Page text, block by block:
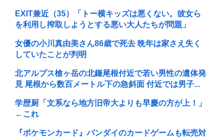
EXIT兼近（35）「トー横キッズは悪くない。彼女ら
を利用し搾取しようとする悪い大人たちが問題」
女優の小川真由美さん86歳で死去 晩年は家さえ失く
していたことが判明
北アルプス槍ヶ岳の北鎌尾根付近で若い男性の遺体発
見 尾根から数百メートル下の急斜面 付近では男子...
学歴厨「文系なら地方旧帝大よりも早慶の方が上！」
←これ
『ポケモンカード』バンダイのカードゲームも転売対